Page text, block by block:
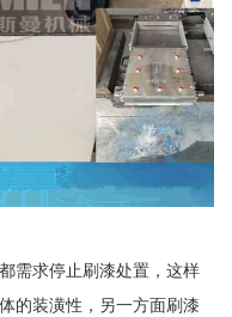
需求停止刷漆处置，这样
的装潢性，另一方面刷漆